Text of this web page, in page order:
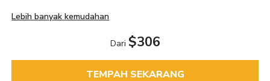
Lebih banyak kemudahan
Dari $306
TEMPAH SEKARANG